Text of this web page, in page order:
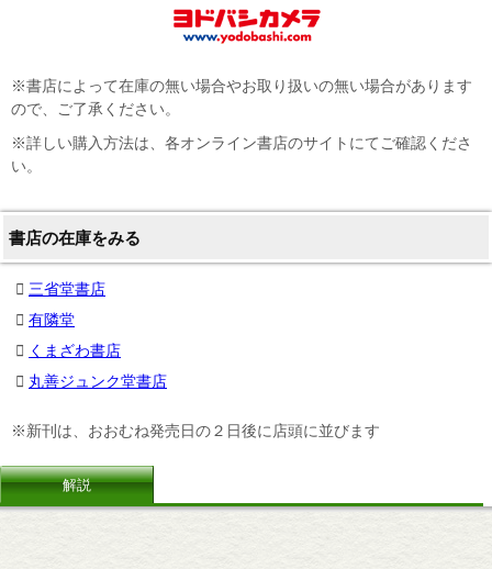
※書店によって在庫の無い場合やお取り扱いの無い場合があります
ので、ご了承ください。
※詳しい購入方法は、各オンライン書店のサイトにてご確認くださ
い。
書店の在庫をみる
三省堂書店
有隣堂
くまざわ書店
丸善ジュンク堂書店
※新刊は、おおむね発売日の２日後に店頭に並びます
解説